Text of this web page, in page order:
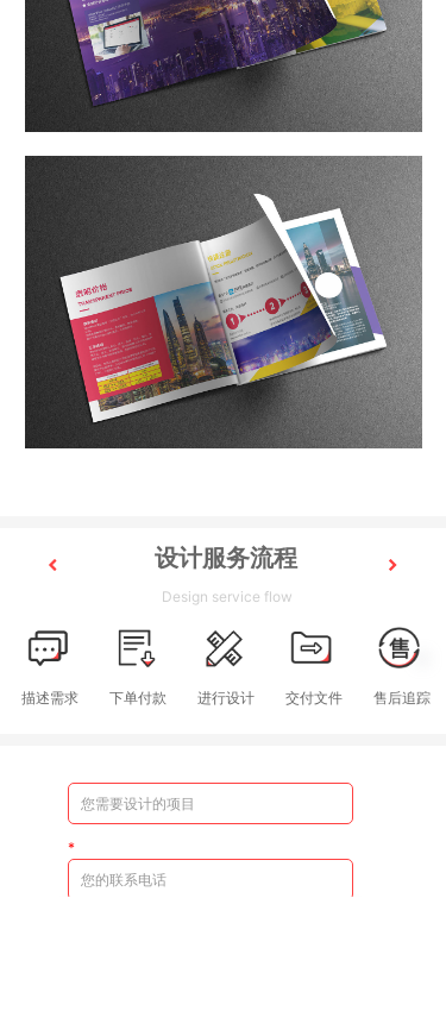
设计服务流程
Design service flow
下单付款 进行设计 交付文件 售后追踪
描述需求